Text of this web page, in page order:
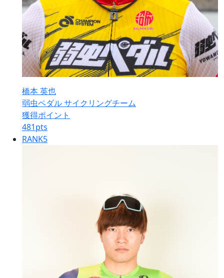
橋本 英也
弱虫ペダル サイクリングチーム
獲得ポイント
481pts
RANK5